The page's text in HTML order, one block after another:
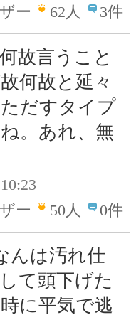
ー
62人 3件
故言うこと
何故と延々
だすタイプ
。あれ、無
ー
50人 0件
んは汚れ仕
て頭下げた
に平気で逃